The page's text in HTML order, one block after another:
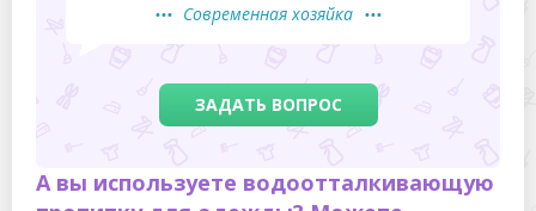
Современная хозяйка
ЗАДАТЬ ВОПРОС
А вы используете водоотталкивающую